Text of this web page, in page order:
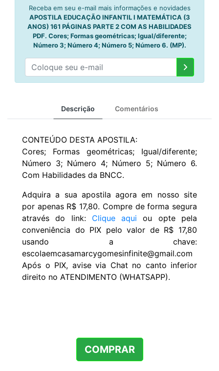
Receba em seu e-mail mais informações e novidades
APOSTILA EDUCAÇÃO INFANTIL I MATEMÁTICA (3
ANOS) 161 PÁGINAS PARTE 2 COM AS HABILIDADES
PDF. Cores; Formas geométricas; Igual/diferente;
Número 3; Número 4; Número 5; Número 6. (MP).
Descrição Comentários
CONTEÚDO DESTA APOSTILA:
Cores; Formas geométricas; Igual/diferente;
Número 3; Número 4; Número 5; Número 6.
Com Habilidades da BNCC.
Adquira a sua apostila agora em nosso site
por apenas R$ 17,80. Compre de forma segura
através do link: Clique aqui ou opte pela
conveniência do PIX pelo valor de R$ 17,80
usando a chave:
escolaemcasamarcygomesinfinite@gmail.com
Após o PIX, avise via Chat no canto inferior
direito no ATENDIMENTO (WHATSAPP).
COMPRAR